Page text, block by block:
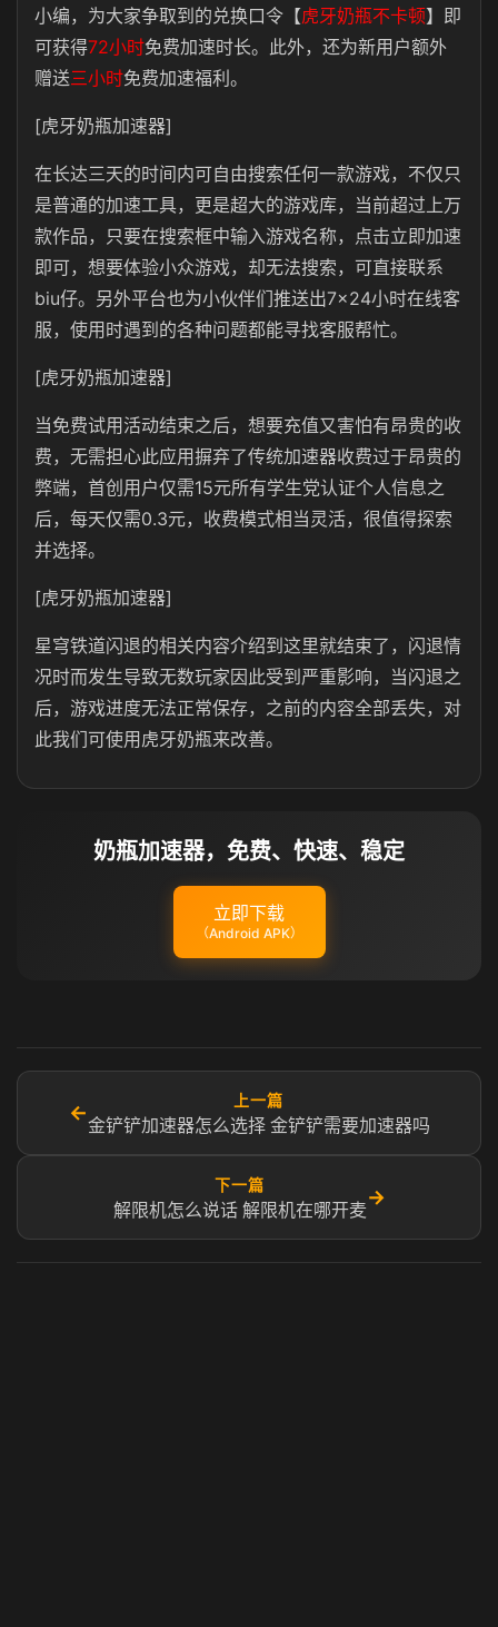
小编，为大家争取到的兑换口令【虎牙奶瓶不卡顿】即
可获得72小时免费加速时长。此外，还为新用户额外
赠送三小时免费加速福利。
[虎牙奶瓶加速器]
在长达三天的时间内可自由搜索任何一款游戏，不仅只
是普通的加速工具，更是超大的游戏库，当前超过上万
款作品，只要在搜索框中输入游戏名称，点击立即加速
即可，想要体验小众游戏，却无法搜索，可直接联系
biu仔。另外平台也为小伙伴们推送出7×24小时在线客
服，使用时遇到的各种问题都能寻找客服帮忙。
[虎牙奶瓶加速器]
当免费试用活动结束之后，想要充值又害怕有昂贵的收
费，无需担心此应用摒弃了传统加速器收费过于昂贵的
弊端，首创用户仅需15元所有学生党认证个人信息之
后，每天仅需0.3元，收费模式相当灵活，很值得探索
并选择。
[虎牙奶瓶加速器]
星穹铁道闪退的相关内容介绍到这里就结束了，闪退情
况时而发生导致无数玩家因此受到严重影响，当闪退之
后，游戏进度无法正常保存，之前的内容全部丢失，对
此我们可使用虎牙奶瓶来改善。
奶瓶加速器，免费、快速、稳定
立即下载
（Android APK）
←
上一篇
金铲铲加速器怎么选择 金铲铲需要加速器吗
下一篇
解限机怎么说话 解限机在哪开麦
→